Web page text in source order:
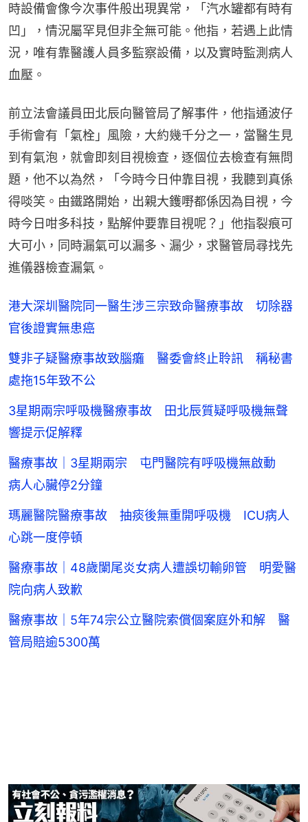
時設備會像今次事件般出現異常，「汽水罐都有時有
凹」，情況屬罕見但非全無可能。他指，若遇上此情
況，唯有靠醫護人員多監察設備，以及實時監測病人
血壓。
前立法會議員田北辰向醫管局了解事件，他指通波仔
手術會有「氣栓」風險，大約幾千分之一，當醫生見
到有氣泡，就會即刻目視檢查，逐個位去檢查有無問
題，他不以為然，「今時今日仲靠目視，我聽到真係
得啖笑。由鐵路開始，出親大鑊嘢都係因為目視，今
時今日咁多科技，點解仲要靠目視呢？」他指裂痕可
大可小，同時漏氣可以漏多、漏少，求醫管局尋找先
進儀器檢查漏氣。
港大深圳醫院同一醫生涉三宗致命醫療事故 切除器
官後證實無患癌
雙非子疑醫療事故致腦癱 醫委會終止聆訊 稱秘書
處拖15年致不公
3星期兩宗呼吸機醫療事故 田北辰質疑呼吸機無聲
響提示促解釋
醫療事故｜3星期兩宗 屯門醫院有呼吸機無啟動
病人心臟停2分鐘
瑪麗醫院醫療事故 抽痰後無重開呼吸機 ICU病人
心跳一度停頓
醫療事故｜48歲闌尾炎女病人遭誤切輸卵管 明愛醫
院向病人致歉
醫療事故｜5年74宗公立醫院索償個案庭外和解 醫
管局賠逾5300萬